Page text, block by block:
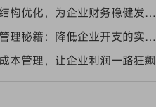
• 资金结构优化，为企业财务稳健发展保驾护航
• 成本管理秘籍：降低企业开支的实用方法
本管理，让企业利润一路狂飙